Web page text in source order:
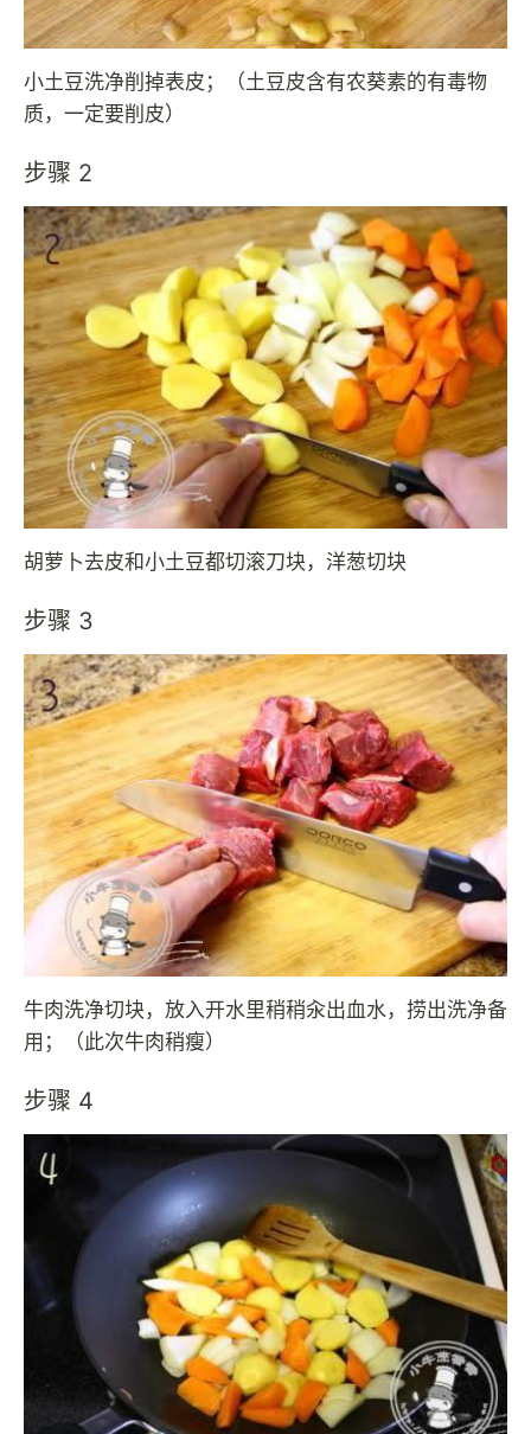
小土豆洗净削掉表皮；（土豆皮含有农葵素的有毒物
质，一定要削皮）
步骤 2
胡萝卜去皮和小土豆都切滚刀块，洋葱切块
步骤 3
牛肉洗净切块，放入开水里稍稍汆出血水，捞出洗净备
用；（此次牛肉稍瘦）
步骤 4